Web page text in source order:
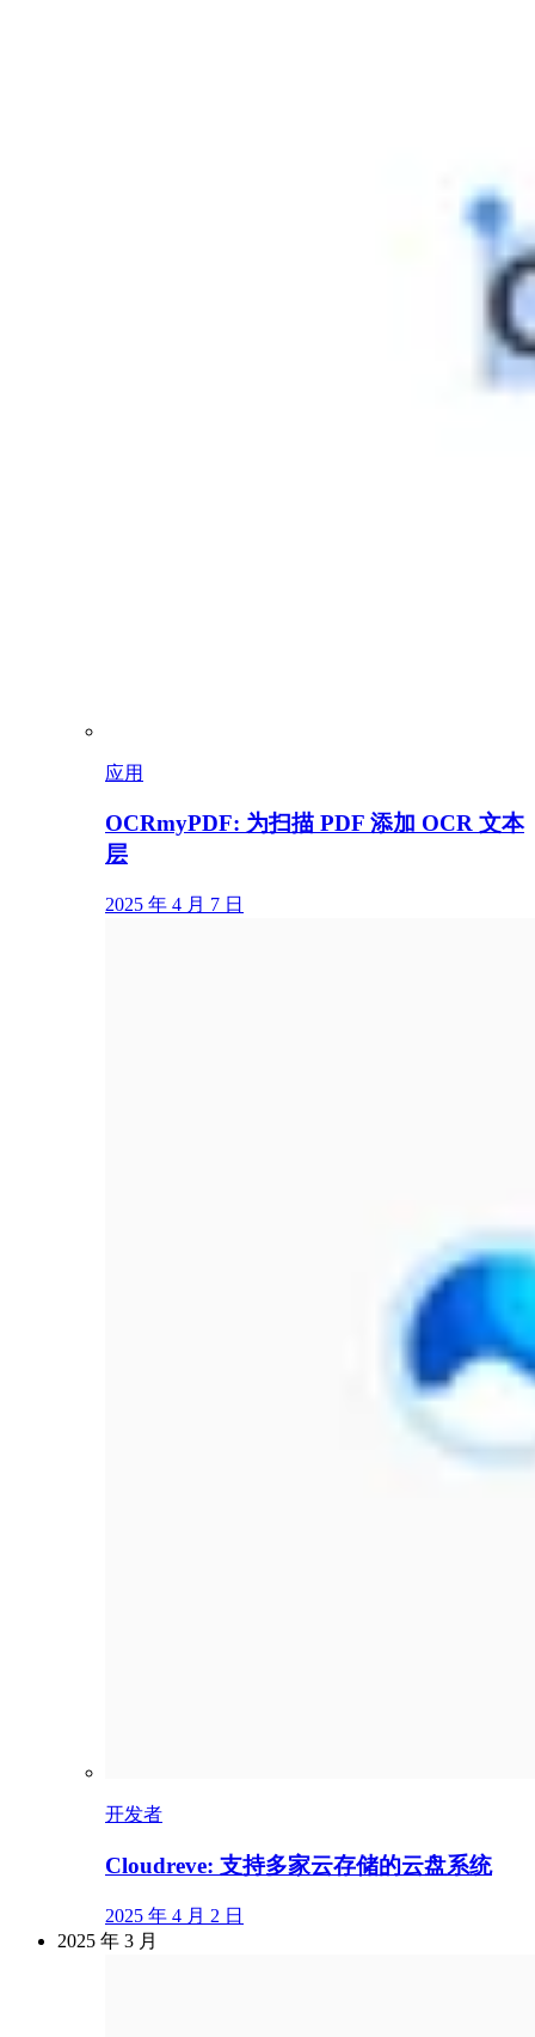
应用
OCRmyPDF: 为扫描 PDF 添加 OCR 文本
层
2025 年 4 月 7 日
开发者
Cloudreve: 支持多家云存储的云盘系统
2025 年 4 月 2 日
2025 年 3 月